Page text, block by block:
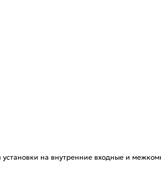
на внутренние входные и